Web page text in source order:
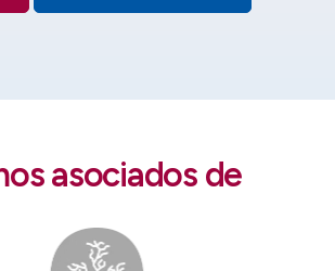
asociados de